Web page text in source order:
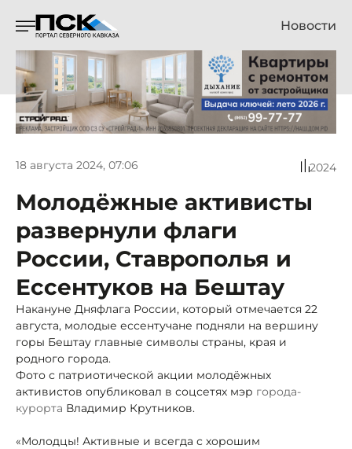
Новости
18 августа 2024, 07:06 2024
Молодёжные активисты
развернули флаги
России, Ставрополья и
Ессентуков на Бештау
Накануне Дняфлага России, который отмечается 22
августа, молодые ессентучане подняли на вершину
горы Бештау главные символы страны, края и
родного города.
Фото с патриотической акции молодёжных
активистов опубликовал в соцсетях мэр города-
курорта Владимир Крутников.
«Молодцы! Активные и всегда с хорошим